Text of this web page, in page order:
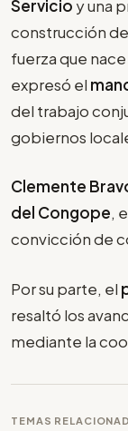
Servicio y una
construcción
fuerza que
expresó el
del trabajo
gobiernos
Clemente
del Congope,
convicción de
Por su parte, el
resaltó los
mediante la
TEMAS